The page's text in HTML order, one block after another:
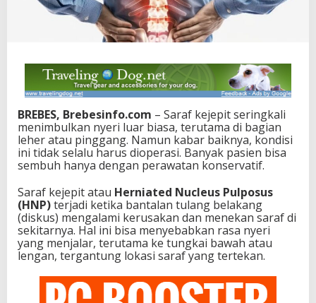
BREBES, Brebesinfo.com – Saraf kejepit seringkali
menimbulkan nyeri luar biasa, terutama di bagian
leher atau pinggang. Namun kabar baiknya, kondisi
ini tidak selalu harus dioperasi. Banyak pasien bisa
sembuh hanya dengan perawatan konservatif.
Saraf kejepit atau Herniated Nucleus Pulposus
(HNP)terjadi ketika bantalan tulang belakang
(diskus) mengalami kerusakan dan menekan saraf di
sekitarnya. Hal ini bisa menyebabkan rasa nyeri
yang menjalar, terutama ke tungkai bawah atau
lengan, tergantung lokasi saraf yang tertekan.